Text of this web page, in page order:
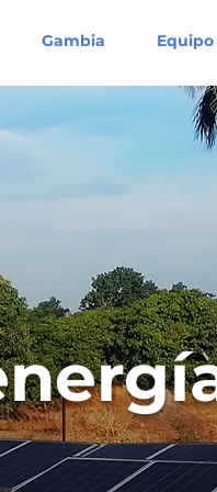
Gambia Equipo